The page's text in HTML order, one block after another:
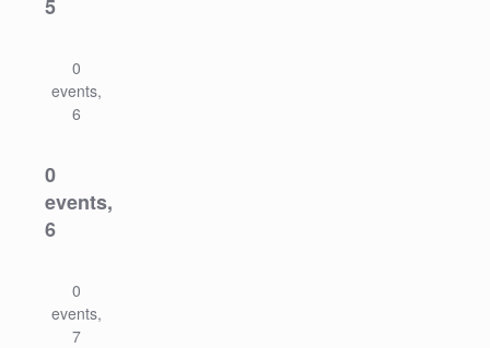
5
0
events,
6
0
events,
6
0
events,
7